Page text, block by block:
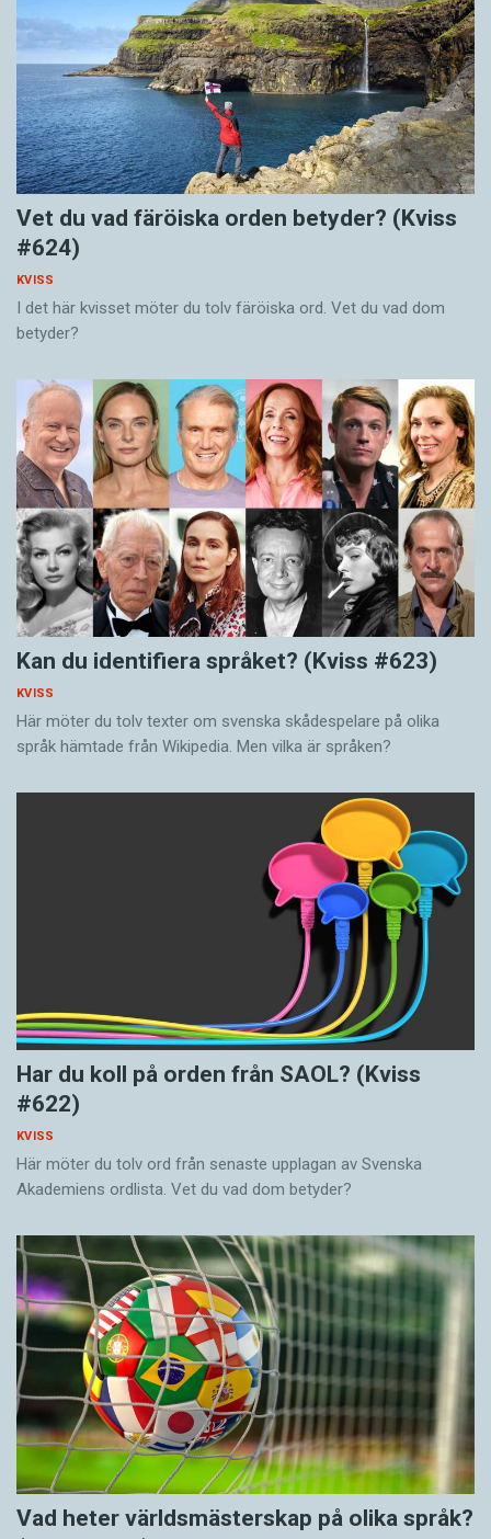
Vet du vad färöiska orden betyder? (Kviss
#624)
KVISS
I det här kvisset möter du tolv färöiska ord. Vet du vad dom
betyder?
Kan du identifiera språket? (Kviss #623)
KVISS
Här möter du tolv texter om svenska skådespelare på olika
språk hämtade från Wikipedia. Men vilka är språken?
Har du koll på orden från SAOL? (Kviss
#622)
KVISS
Här möter du tolv ord från senaste upplagan av Svenska
Akademiens ordlista. Vet du vad dom betyder?
Vad heter världsmästerskap på olika språk?